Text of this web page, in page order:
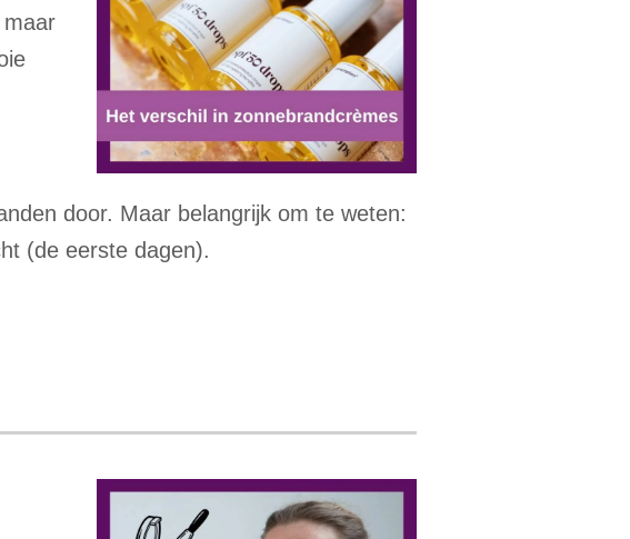
door. Maar belangrijk om te weten:
(de eerste dagen).